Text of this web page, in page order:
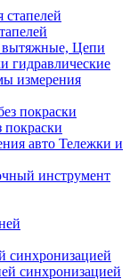
Цепи
гидравлические
измерения
покраски
Тележки и
инструмент
синхронизацией